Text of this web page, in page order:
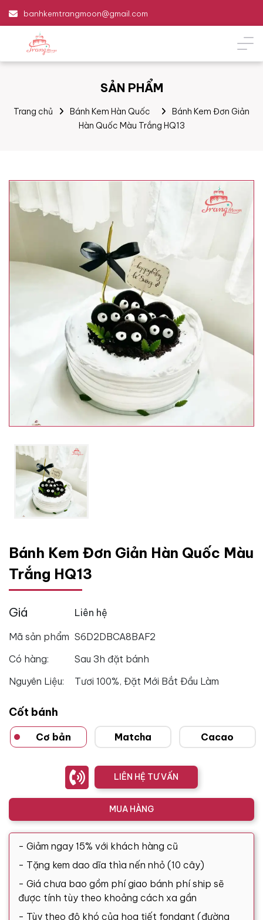
banhkemtrangmoon@gmail.com
SẢN PHẨM
Trang chủ Bánh Kem Hàn Quốc
Bánh Kem Đơn Giản
Hàn Quốc Màu Trắng HQ13
Bánh Kem Đơn Giản Hàn Quốc Màu
Trắng HQ13
Giá Liên hệ
Mã sản phẩm S6D2DBCA8BAF2
Có hàng:
Sau 3h đặt bánh
Nguyên Liệu:
Tươi 100%, Đặt Mới Bắt Đầu Làm
Cốt bánh
Cơ bản Matcha Cacao
LIÊN HỆ TƯ VẤN
MUA HÀNG
- Giảm ngay 15% với khách hàng cũ
- Tặng kem dao dĩa thìa nến nhỏ (10 cây)
- Giá chưa bao gồm phí giao bánh phí ship sẽ
được tính tùy theo khoảng cách xa gần
- Tùy theo độ khó của họa tiết fondant (đường